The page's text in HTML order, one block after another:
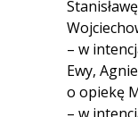
– w
Ewy,
o opiekę